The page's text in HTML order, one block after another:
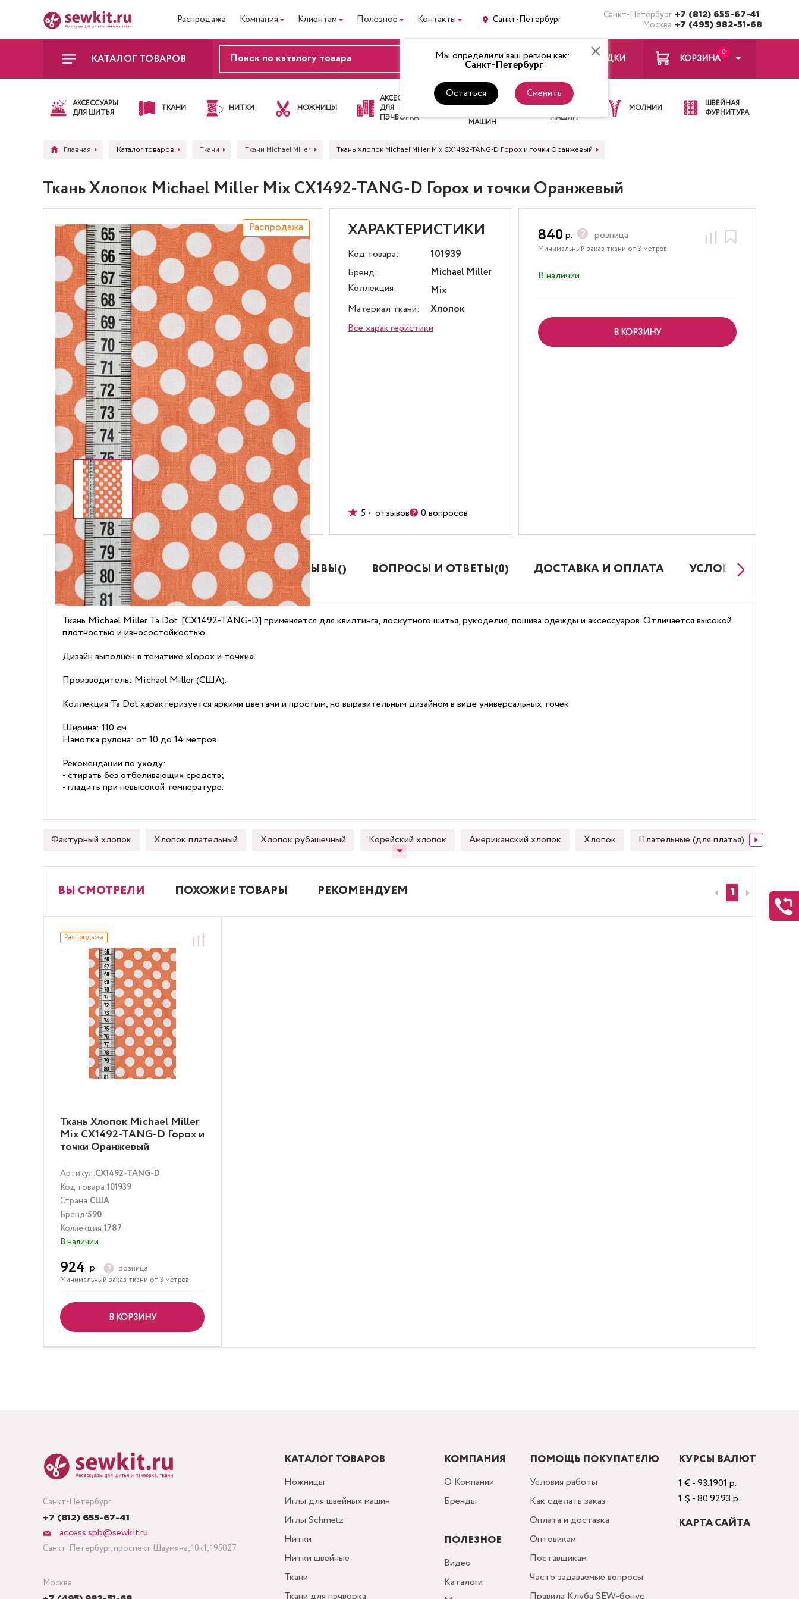
Распродажа Компания Клиентам Полезное Контакты Санкт-Петербург Санкт-Петербург +7 (812) 655-67-41
Москва +7 (495) 982-51-68
Мы определили ваш регион как:
Санкт-Петербург
Остаться Сменить
КАТАЛОГ ТОВАРОВ ВХОД ЗАКЛАДКИ
0
КОРЗИНА
АКСЕССУАРЫ
ДЛЯ ШИТЬЯ
ТКАНИ НИТКИ НОЖНИЦЫ
АКСЕССУАРЫ
ДЛЯ
ПЭЧВОРКА
ЛАПКИ
ДЛЯ
МАШИН
ИГЛЫ ДЛЯ
ШВЕЙНЫХ
МАШИН
МОЛНИИ
ШВЕЙНАЯ
ФУРНИТУРА
Главная Каталог товаров Ткани Ткани Michael Miller Ткань Хлопок Michael Miller Mix CX1492-TANG-D Горох и точки Оранжевый
Ткань Хлопок Michael Miller Mix CX1492-TANG-D Горох и точки Оранжевый
Распродажа ХАРАКТЕРИСТИКИ
Код товара:
101939
Бренд:
Michael Miller
Коллекция:
Mix
Материал ткани:
Хлопок
Все характеристики
5 • отзывов 0 вопросов
840 р. розница
Минимальный заказ ткани от 3 метров
В наличии
В КОРЗИНУ
ОПИСАНИЕ ХАРАКТЕРИСТИКИ ОТЗЫВЫ() ВОПРОСЫ И ОТВЕТЫ(0) ДОСТАВКА И ОПЛАТА УСЛОВИЯ РАБОТЫ
Ткань Michael Miller Ta Dot [CX1492-TANG-D] применяется для квилтинга, лоскутного шитья, рукоделия, пошива одежды и аксессуаров. Отличается высокой
плотностью и износостойкостью.
Дизайн выполнен в тематике «Горох и точки».
Производитель: Michael Miller (США).
Коллекция Ta Dot характеризуется яркими цветами и простым, но выразительным дизайном в виде универсальных точек.
Ширина: 110 см
Намотка рулона: от 10 до 14 метров.
Рекомендации по уходу:
- стирать без отбеливающих средств;
- гладить при невысокой температуре.
Фактурный хлопок Хлопок плательный Хлопок рубашечный Корейский хлопок Американский хлопок Хлопок Плательные (для платья)
ВЫ СМОТРЕЛИ ПОХОЖИЕ ТОВАРЫ РЕКОМЕНДУЕМ
Распродажа
Ткань Хлопок Michael Miller
Mix CX1492-TANG-D Горох и
точки Оранжевый
Артикул:CX1492-TANG-D
Код товара:101939
Страна:США
Бренд:590
Коллекция:1787
В наличии
924 р. розница
Минимальный заказ ткани от 3 метров
В КОРЗИНУ
1
Санкт-Петербург
+7 (812) 655-67-41
access.spb@sewkit.ru
Санкт-Петербург, проспект Шаумяна, 10к1, 195027
Москва
КАТАЛОГ ТОВАРОВ
Ножницы
Иглы для швейных машин
Иглы Schmetz
Нитки
Нитки швейные
Ткани
КОМПАНИЯ
О Компании
Бренды
ПОЛЕЗНОЕ
Видео
Каталоги
ПОМОЩЬ ПОКУПАТЕЛЮ
Условия работы
Как сделать заказ
Оплата и доставка
Оптовикам
Поставщикам
Часто задаваемые вопросы
КУРСЫ ВАЛЮТ
1 € - 93.1901 р.
1 $ - 80.9293 р.
КАРТА САЙТА